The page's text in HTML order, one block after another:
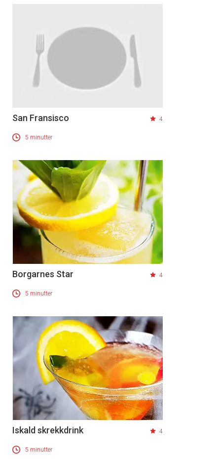
San Fransisco 4
5 minutter
Borgarnes Star 4
5 minutter
Iskald skrekkdrink 4
5 minutter